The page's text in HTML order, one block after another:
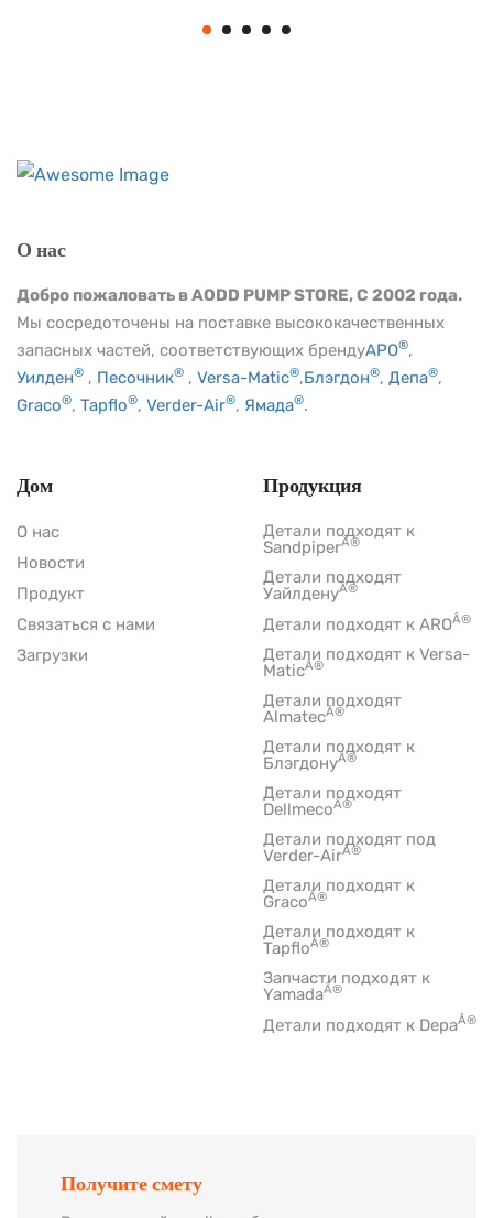
О нас
Добро пожаловать в AODD PUMP STORE, С 2002 года.
Мы сосредоточены на поставке высококачественных
запасных частей, соответствующих брендуАРО®,
Уилден® , Песочник® , Versa-Matic®,Блэгдон®, Депа®,
Graco®, Tapflo®, Verder-Air®, Ямада®.
Дом
О нас
Новости
Продукт
Связаться с нами
Загрузки
Продукция
Детали подходят к
SandpiperÂ®
Детали подходят
УайлденуÂ®
Детали подходят к AROÂ®
Детали подходят к Versa-
MaticÂ®
Детали подходят
AlmatecÂ®
Детали подходят к
БлэгдонуÂ®
Детали подходят
DellmecoÂ®
Детали подходят под
Verder-AirÂ®
Детали подходят к
GracoÂ®
Детали подходят к
TapfloÂ®
Запчасти подходят к
YamadaÂ®
Детали подходят к DepaÂ®
Получите смету